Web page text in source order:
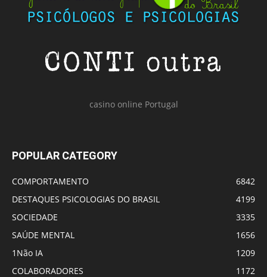
casino online Portugal
POPULAR CATEGORY
COMPORTAMENTO
6842
DESTAQUES PSICOLOGIAS DO BRASIL
4199
SOCIEDADE
3335
SAÚDE MENTAL
1656
1Não IA
1209
COLABORADORES
1172